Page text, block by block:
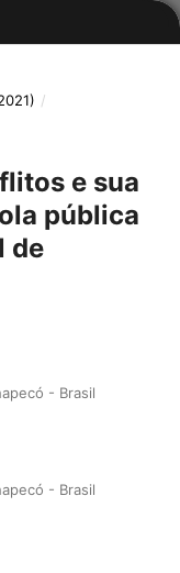
/
e sua
pública
de
- Brasil
- Brasil